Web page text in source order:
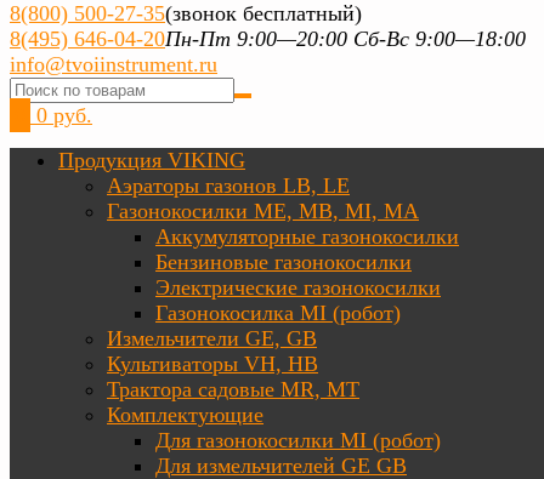
8(800) 500-27-35(звонок бесплатный)
8(495) 646-04-20Пн-Пт 9:00—20:00 Сб-Вс 9:00—18:00
info@tvoiinstrument.ru
0 руб.
Продукция VIKING
Аэраторы газонов LB, LE
Газонокосилки ME, MB, MI, MA
Аккумуляторные газонокосилки
Бензиновые газонокосилки
Электрические газонокосилки
Газонокосилка MI (робот)
Измельчители GE, GB
Культиваторы VH, HB
Трактора садовые MR, MT
Комплектующие
Для газонокосилки MI (робот)
Для измельчителей GE GB